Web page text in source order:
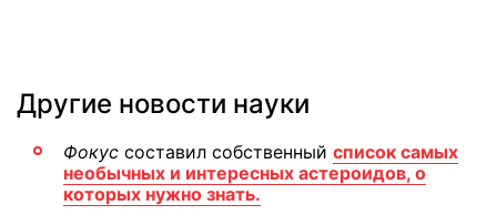
Другие новости науки
Фокус составил собственный список самых
необычных и интересных астероидов, о
которых нужно знать.